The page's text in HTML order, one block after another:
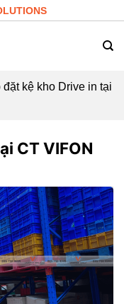
đặt kệ kho Drive in tại
CT VIFON